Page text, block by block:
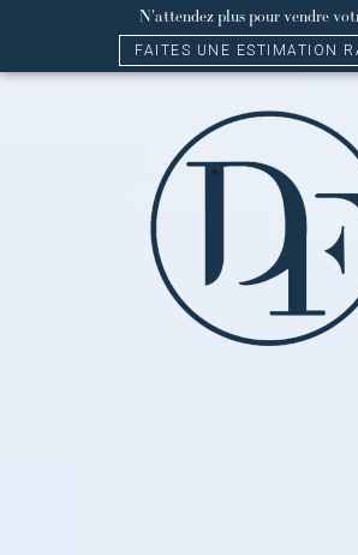
N'attendez plus pour vendre
FAITES UNE ESTIMATION